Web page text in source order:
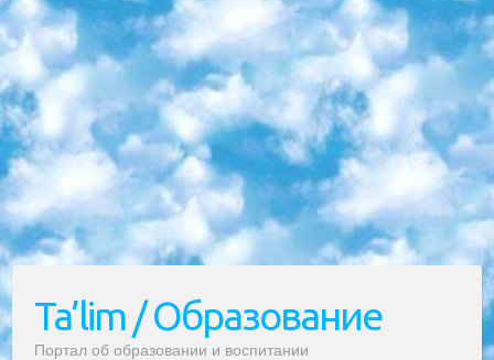
Ta’lim / Образование
Портал об образовании и воспитании